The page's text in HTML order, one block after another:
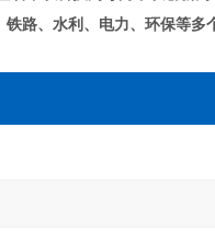
路、水利、电力、环保等多